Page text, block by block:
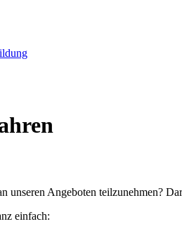
unseren Angeboten teilzunehmen?
einfach: